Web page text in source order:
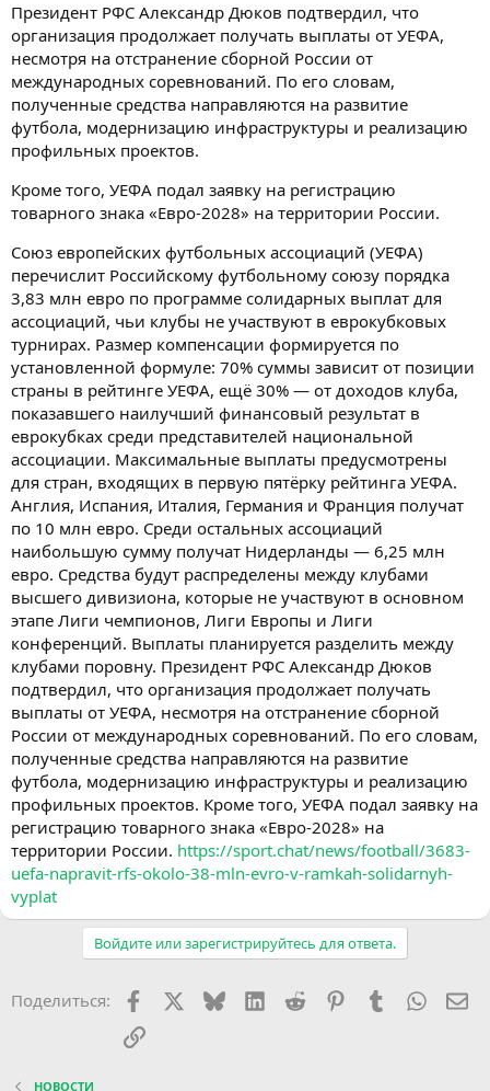
Президент РФС Александр Дюков подтвердил, что
организация продолжает получать выплаты от УЕФА,
несмотря на отстранение сборной России от
международных соревнований. По его словам,
полученные средства направляются на развитие
футбола, модернизацию инфраструктуры и реализацию
профильных проектов.
Кроме того, УЕФА подал заявку на регистрацию
товарного знака «Евро-2028» на территории России.
Союз европейских футбольных ассоциаций (УЕФА)
перечислит Российскому футбольному союзу порядка
3,83 млн евро по программе солидарных выплат для
ассоциаций, чьи клубы не участвуют в еврокубковых
турнирах. Размер компенсации формируется по
установленной формуле: 70% суммы зависит от позиции
страны в рейтинге УЕФА, ещё 30% — от доходов клуба,
показавшего наилучший финансовый результат в
еврокубках среди представителей национальной
ассоциации. Максимальные выплаты предусмотрены
для стран, входящих в первую пятёрку рейтинга УЕФА.
Англия, Испания, Италия, Германия и Франция получат
по 10 млн евро. Среди остальных ассоциаций
наибольшую сумму получат Нидерланды — 6,25 млн
евро. Средства будут распределены между клубами
высшего дивизиона, которые не участвуют в основном
этапе Лиги чемпионов, Лиги Европы и Лиги
конференций. Выплаты планируется разделить между
клубами поровну. Президент РФС Александр Дюков
подтвердил, что организация продолжает получать
выплаты от УЕФА, несмотря на отстранение сборной
России от международных соревнований. По его словам,
полученные средства направляются на развитие
футбола, модернизацию инфраструктуры и реализацию
профильных проектов. Кроме того, УЕФА подал заявку на
регистрацию товарного знака «Евро-2028» на
территории России. https://sport.chat/news/football/3683-
uefa-napravit-rfs-okolo-38-mln-evro-v-ramkah-solidarnyh-
vyplat
Войдите или зарегистрируйтесь для ответа.
Поделиться: FacebookX (Twitter)
BlueskyLinkedIn
Reddit PinterestTumblr
Ссылка
НОВОСТИ